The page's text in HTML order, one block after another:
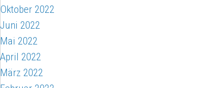
Oktober 2022
Juni 2022
Mai 2022
April 2022
März 2022